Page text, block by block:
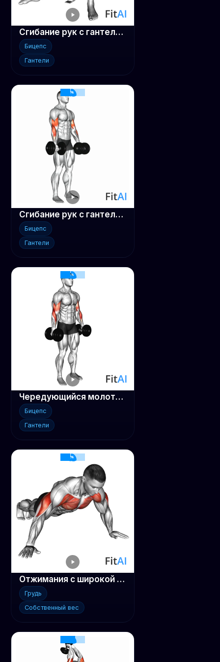
Сгибание рук с гантелями на концентрацию
Бицепс
Гантели
Сгибание рук с гантелями
Бицепс
Гантели
Чередующийся молотковый подъем гантелей
Бицепс
Гантели
Отжимания с широкой постановкой рук
Грудь
Собственный вес